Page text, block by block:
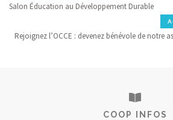
Salon Éducation au Développement Durable
Rejoignez l’OCCE : devenez bénévole de notre
COOP INFOS